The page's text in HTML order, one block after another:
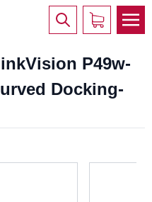
P49w-
Docking-